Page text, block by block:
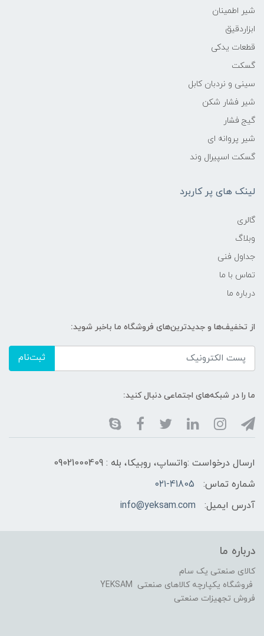
شیر اطمینان
ابزاردقیق
قطعات یدکی
گسکت
سینی و نردبان کابل
شیر فشار شکن
گیج فشار
شیر پروانه ای
گسکت اسپیرال وند
لینک های پر کاربرد
گالری
وبلاگ
جداول فنی
تماس با ما
درباره ما
از تخفیف‌ها و جدیدترین‌های فروشگاه ما باخبر شوید:
ثبت‌نام
ما را در شبکه‌های اجتماعی دنبال کنید:
ارسال درخواست :واتساپ، روبیکا، بله : 09021000409
شماره تماس:
۰۲۱-41805
آدرس ایمیل:
info@yeksam.com
درباره ما
کالای صنعتی یک سام
فروشگاه یکپارچه کالاهای صنعتی YEKSAM
فروش تجهیزات صنعتی